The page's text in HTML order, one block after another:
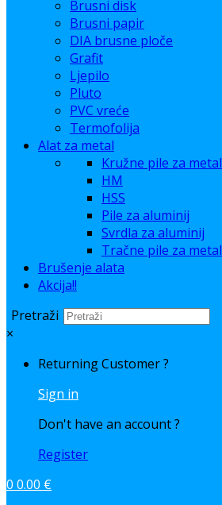
Brusni disk
Brusni papir
DIA brusne ploče
Grafit
Ljepilo
Pluto
PVC vreće
Termofolija
Alat za metal
Kružne pile za metal
HM
HSS
Pile za aluminij
Svrdla za aluminij
Tračne pile za metal
Brušenje alata
Akcija!!
Pretraži
×
Returning Customer ?
Sign in
Don't have an account ?
Register
0 0.00 €